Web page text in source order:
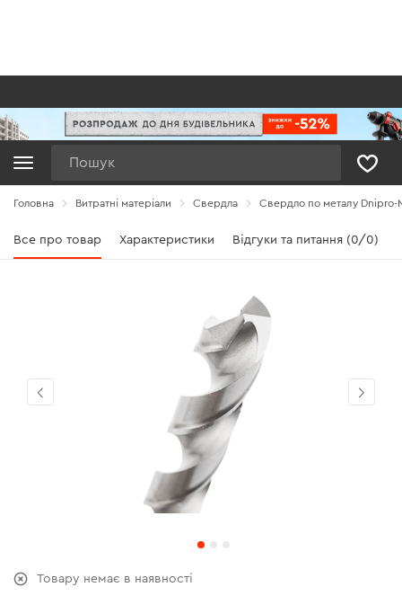
Головна Витратні матеріали Свердла Свердло по металу Dnipro-
Все про товар Характеристики Відгуки та питання (0/0)
Товару немає в наявності